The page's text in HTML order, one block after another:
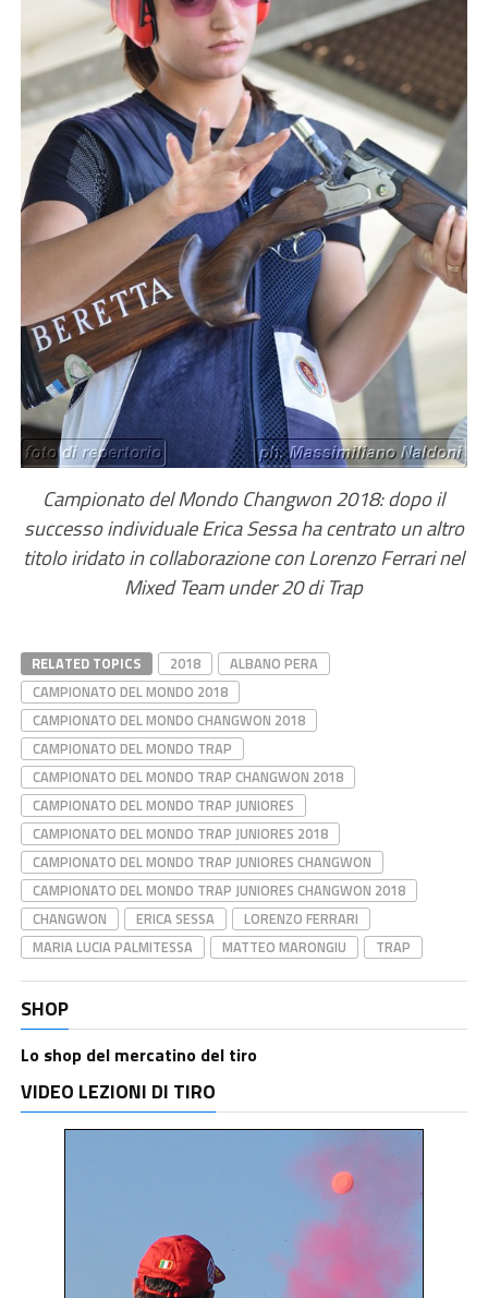
Campionato del Mondo Changwon 2018: dopo il
successo individuale Erica Sessa ha centrato un altro
titolo iridato in collaborazione con Lorenzo Ferrari nel
Mixed Team under 20 di Trap
RELATED TOPICS 2018
ALBANO PERA
CAMPIONATO DEL MONDO 2018
CAMPIONATO DEL MONDO CHANGWON 2018
CAMPIONATO DEL MONDO TRAP
CAMPIONATO DEL MONDO TRAP CHANGWON 2018
CAMPIONATO DEL MONDO TRAP JUNIORES
CAMPIONATO DEL MONDO TRAP JUNIORES 2018
CAMPIONATO DEL MONDO TRAP JUNIORES CHANGWON
CAMPIONATO DEL MONDO TRAP JUNIORES CHANGWON 2018
CHANGWON
ERICA SESSA
LORENZO FERRARI
MARIA LUCIA PALMITESSA
MATTEO MARONGIU TRAP
SHOP
Lo shop del mercatino del tiro
VIDEO LEZIONI DI TIRO